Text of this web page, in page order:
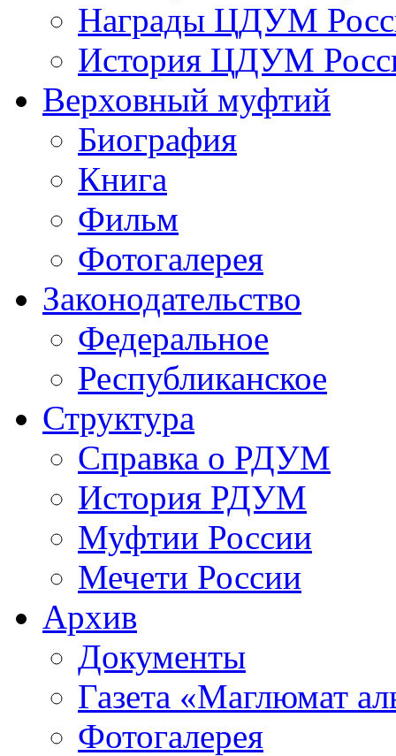
Награды ЦДУМ
История ЦДУМ
Верховный муфтий
Биография
Книга
Фильм
Фотогалерея
Законодательство
Федеральное
Республиканское
Структура
Справка о РДУМ
История РДУМ
Муфтии России
Мечети России
Архив
Документы
Газета «Маглюмат
Фотогалерея